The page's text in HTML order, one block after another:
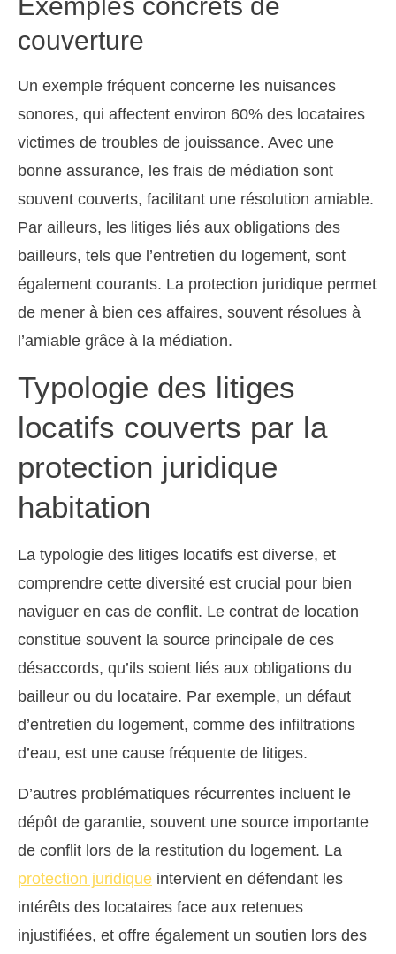
couverture
Un exemple fréquent concerne les nuisances
sonores, qui affectent environ 60% des locataires
victimes de troubles de jouissance. Avec une
bonne assurance, les frais de médiation sont
souvent couverts, facilitant une résolution amiable.
Par ailleurs, les litiges liés aux obligations des
bailleurs, tels que l’entretien du logement, sont
également courants. La protection juridique permet
de mener à bien ces affaires, souvent résolues à
l’amiable grâce à la médiation.
Typologie des litiges
locatifs couverts par la
protection juridique
habitation
La typologie des litiges locatifs est diverse, et
comprendre cette diversité est crucial pour bien
naviguer en cas de conflit. Le contrat de location
constitue souvent la source principale de ces
désaccords, qu’ils soient liés aux obligations du
bailleur ou du locataire. Par exemple, un défaut
d’entretien du logement, comme des infiltrations
d’eau, est une cause fréquente de litiges.
D’autres problématiques récurrentes incluent le
dépôt de garantie, souvent une source importante
de conflit lors de la restitution du logement. La
protection juridique intervient en défendant les
intérêts des locataires face aux retenues
injustifiées, et offre également un soutien lors des